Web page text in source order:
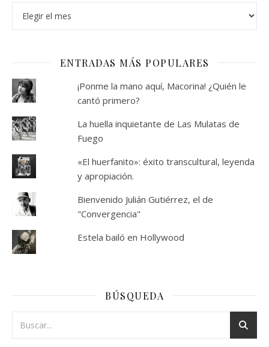
ENTRADAS MÁS POPULARES
¡Ponme la mano aquí, Macorina! ¿Quién le
cantó primero?
La huella inquietante de Las Mulatas de
Fuego
«El huerfanito»: éxito transcultural, leyenda
y apropiación.
Bienvenido Julián Gutiérrez, el de
"Convergencia"
Estela bailó en Hollywood
BÚSQUEDA